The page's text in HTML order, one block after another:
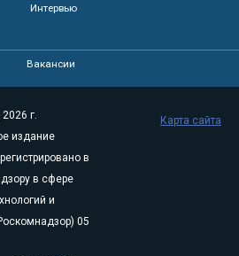
Интервью
Вакансии
г.
издание
в
в сфере
и
05
Карта сайта